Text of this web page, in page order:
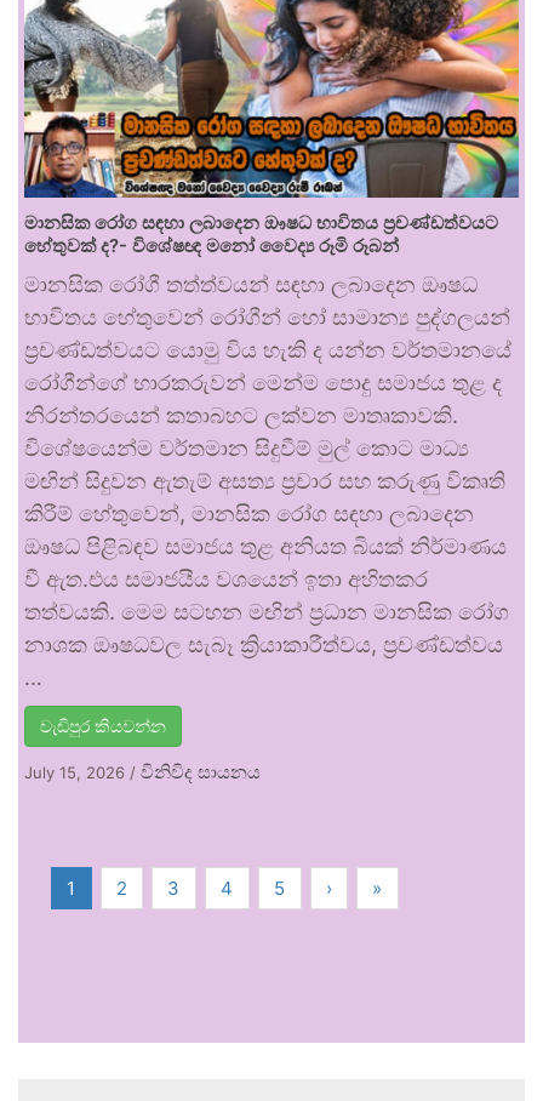
මානසික රෝග සඳහා ලබාදෙන ඖෂධ භාවිතය ප්‍රචණ්ඩත්වයට
හේතුවක් ද?- විශේෂඥ මනෝ වෛද්‍ය රූමි රූබන්
මානසික රෝගී තත්ත්වයන් සඳහා ලබාදෙන ඖෂධ
භාවිතය හේතුවෙන් රෝගීන් හෝ සාමාන්‍ය පුද්ගලයන්
ප්‍රචණ්ඩත්වයට යොමු විය හැකි ද යන්න වර්තමානයේ
රෝගීන්ගේ භාරකරුවන් මෙන්ම පොදු සමාජය තුළ ද
නිරන්තරයෙන් කතාබහට ලක්වන මාතෘකාවකි.
විශේෂයෙන්ම වර්තමාන සිදුවීම් මුල් කොට මාධ්‍ය
මඟින් සිදුවන ඇතැම් අසත්‍ය ප්‍රචාර සහ කරුණු විකෘති
කිරීම් හේතුවෙන්, මානසික රෝග සඳහා ලබාදෙන
ඖෂධ පිළිබඳව සමාජය තුළ අනියත බියක් නිර්මාණය
වී ඇත.එය සමාජයීය වශයෙන් ඉතා අහිතකර
තත්වයකි. මෙම සටහන මඟින් ප්‍රධාන මානසික රෝග
නාශක ඖෂධවල සැබෑ ක්‍රියාකාරීත්වය, ප්‍රචණ්ඩත්වය
…
වැඩිපුර කියවන්න
July 15, 2026 / විනිවිද සායනය
1 2 3 4 5 › »